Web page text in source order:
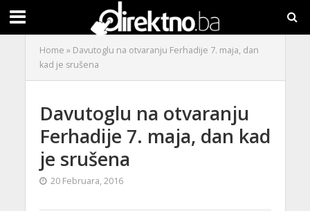
Home » Davutoglu na otvaranju Ferhadije 7. maja, dan
kad je srušena
Davutoglu na otvaranju
Ferhadije 7. maja, dan kad
je srušena
20 Februara, 2016